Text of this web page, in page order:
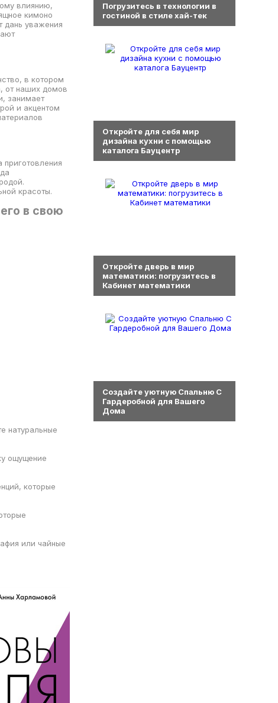
влиянию,
кимоно
дань уважения
в котором
от наших домов
занимает
и акцентом
приготовления
красоты.
в свою
натуральные
ощущение
которые
или чайные
Погрузитесь в технологии в
гостиной в стиле хай-тек
Откройте для себя мир
дизайна кухни с помощью
каталога Бауцентр
Откройте дверь в мир
математики: погрузитесь в
Кабинет математики
Создайте уютную Спальню С
Гардеробной для Вашего
Дома